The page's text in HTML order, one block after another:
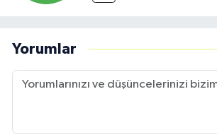
Yorumlar